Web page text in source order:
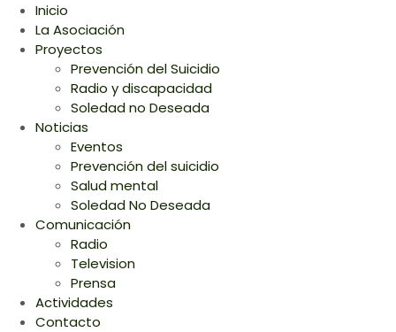
Inicio
La Asociación
Proyectos
Prevención del Suicidio
Radio y discapacidad
Soledad no Deseada
Noticias
Eventos
Prevención del suicidio
Salud mental
Soledad No Deseada
Comunicación
Radio
Television
Prensa
Actividades
Contacto